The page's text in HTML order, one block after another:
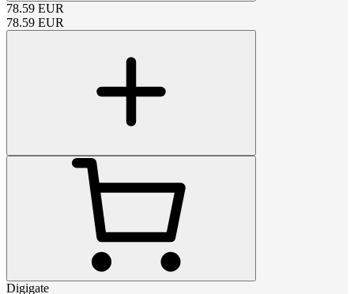
78.59 EUR
78.59 EUR
Digigate